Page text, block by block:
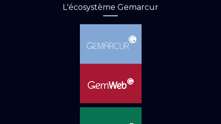
L'écosystème Gemarcur